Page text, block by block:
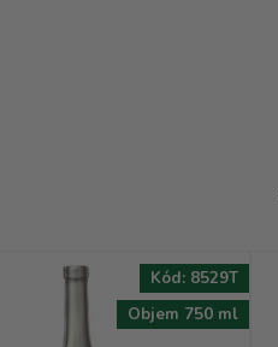
Objem 750 ml
Kód: 8529T